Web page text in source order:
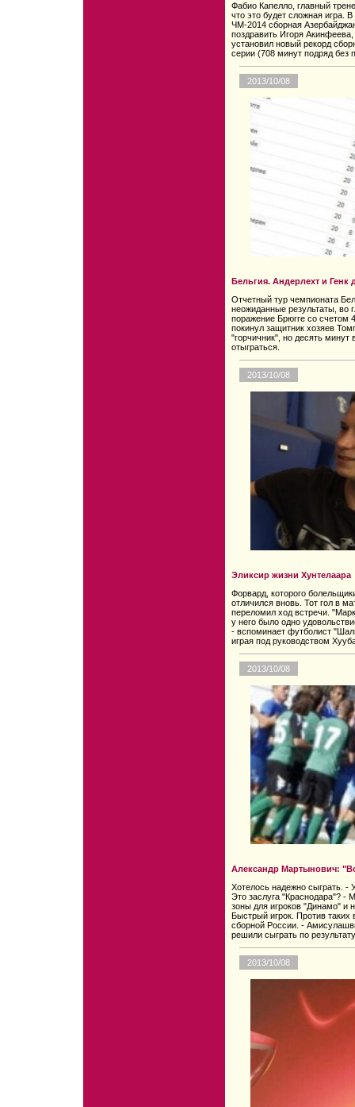
Фабио Капелло, главный
что это будет сложная игра.
ЧМ-2014 сборная
поздравить Игоря
установил новый рекорд
серии (708 минут подряд без
2013/10/08
Бельгия. Андерлехт и Генк
Отчетный тур чемпионата
неожиданные результаты, во
поражение Брюгге со
покинул защитник хозяев
"горчичник", но десять
отыграться.
2013/10/08
Эликсир жизни Хунтелаара
Форвард, которого
отличился вновь. Тот гол в
переломил ход встречи.
у него было одно
- вспоминает футболист
играя под руководством
2013/10/08
Александр Мартынович:
Хотелось надежно сыграть. -
Это заслуга "Краснодара"? -
зоны для игроков "Динамо" и
Быстрый игрок. Против таких
сборной России. -
решили сыграть по
2013/10/08